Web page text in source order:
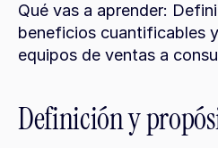
Qué vas a aprender:
beneficios cuantificables
equipos de ventas a
Definición y